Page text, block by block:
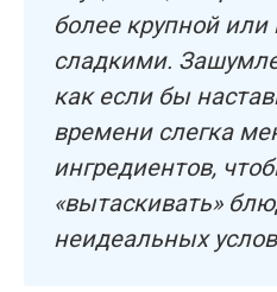
более крупной
сладкими.
как если бы
времени слегка
ингредиентов,
«вытаскивать»
неидеальных